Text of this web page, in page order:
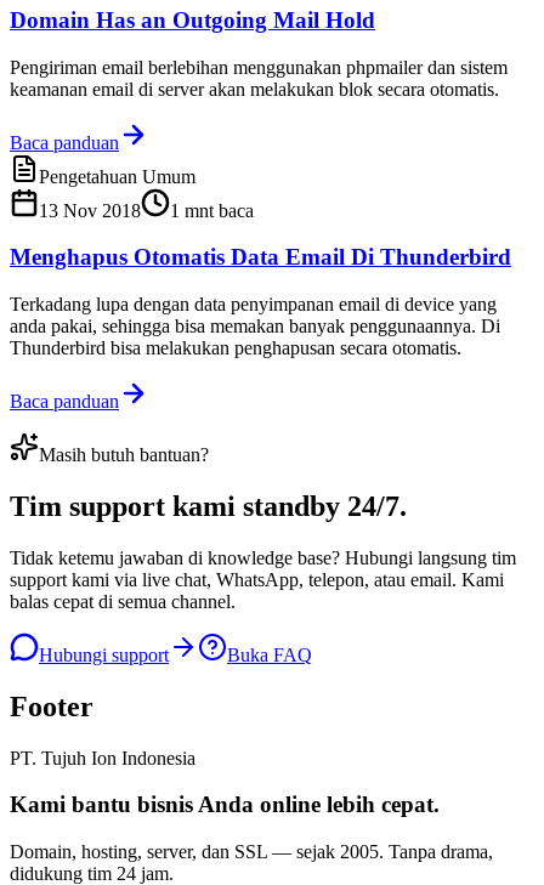
Domain Has an Outgoing Mail Hold
Pengiriman email berlebihan menggunakan phpmailer dan sistem
keamanan email di server akan melakukan blok secara otomatis.
Baca panduan
Pengetahuan Umum
13 Nov 2018
1 mnt baca
Menghapus Otomatis Data Email Di Thunderbird
Terkadang lupa dengan data penyimpanan email di device yang
anda pakai, sehingga bisa memakan banyak penggunaannya. Di
Thunderbird bisa melakukan penghapusan secara otomatis.
Baca panduan
Masih butuh bantuan?
Tim support kami standby 24/7.
Tidak ketemu jawaban di knowledge base? Hubungi langsung tim
support kami via live chat, WhatsApp, telepon, atau email. Kami
balas cepat di semua channel.
Hubungi support Buka FAQ
Footer
PT. Tujuh Ion Indonesia
Kami bantu bisnis Anda online lebih cepat.
Domain, hosting, server, dan SSL — sejak 2005. Tanpa drama,
didukung tim 24 jam.